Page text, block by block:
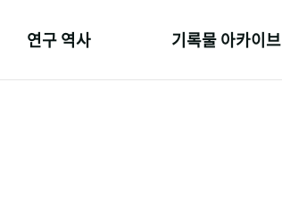
연구 역사 기록물 아카이브